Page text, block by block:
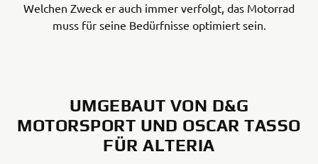
Welchen Zweck er auch immer verfolgt, das Motorrad
muss für seine Bedürfnisse optimiert sein.
UMGEBAUT VON D&G
MOTORSPORT UND OSCAR TASSO
FÜR ALTERIA